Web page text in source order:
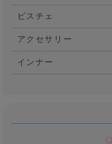
ビスチェ
アクセサリー
インナー